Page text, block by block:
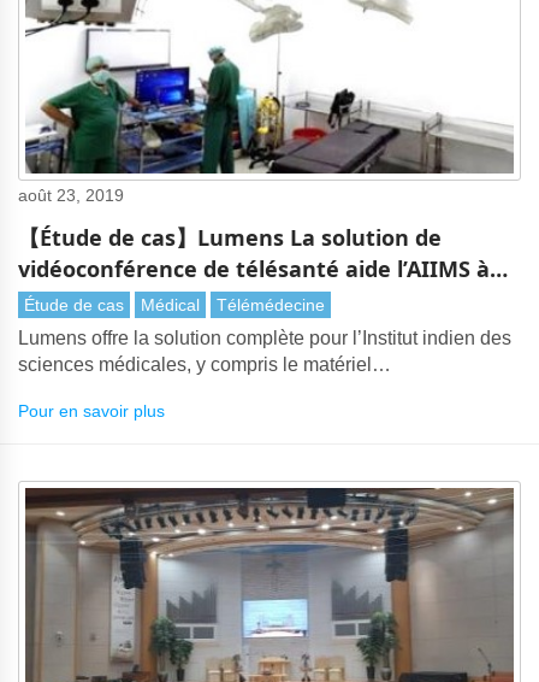
août 23, 2019
【Étude de cas】Lumens La solution de
vidéoconférence de télésanté aide l’AIIMS à
briser les restrictions géographiques
Étude de cas Médical Télémédecine
Lumens offre la solution complète pour l’Institut indien des
sciences médicales, y compris le matériel
les rayons X
Pour en savoir plus